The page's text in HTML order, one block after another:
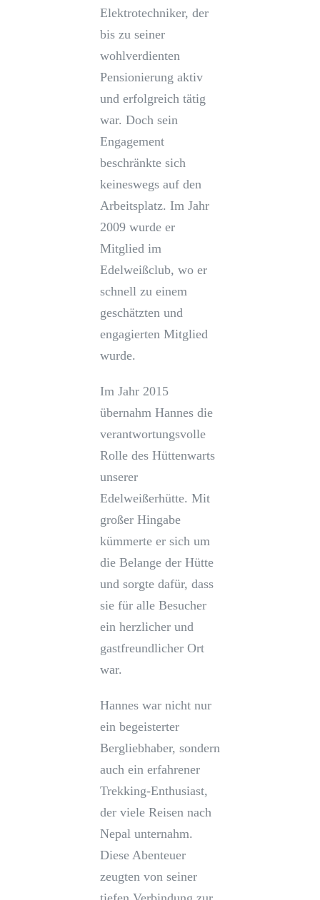
Elektrotechniker, der
bis zu seiner
wohlverdienten
Pensionierung aktiv
und erfolgreich tätig
war. Doch sein
Engagement
beschränkte sich
keineswegs auf den
Arbeitsplatz. Im Jahr
2009 wurde er
Mitglied im
Edelweißclub, wo er
schnell zu einem
geschätzten und
engagierten Mitglied
wurde.
Im Jahr 2015
übernahm Hannes die
verantwortungsvolle
Rolle des Hüttenwarts
unserer
Edelweißerhütte. Mit
großer Hingabe
kümmerte er sich um
die Belange der Hütte
und sorgte dafür, dass
sie für alle Besucher
ein herzlicher und
gastfreundlicher Ort
war.
Hannes war nicht nur
ein begeisterter
Bergliebhaber, sondern
auch ein erfahrener
Trekking-Enthusiast,
der viele Reisen nach
Nepal unternahm.
Diese Abenteuer
zeugten von seiner